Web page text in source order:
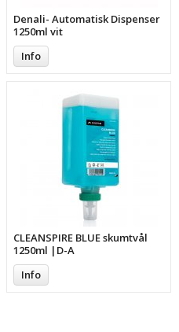
Denali- Automatisk Dispenser
1250ml vit
Info
CLEANSPIRE BLUE skumtvål
1250ml |D-A
Info